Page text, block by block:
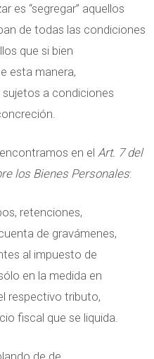
es “segregar” aquellos
de todas las condiciones
que si bien
esta manera,
a condiciones
en el Art. 7 del
los Bienes Personales:
retenciones,
de gravámenes,
al impuesto de
en la medida en
respectivo tributo,
fiscal que se liquida.